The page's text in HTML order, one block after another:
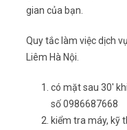
gian của bạn.
Quy tắc làm việc dịch
Liêm Hà Nội.
có mặt sau 30′
số 0986687668
kiểm tra máy, kỹ